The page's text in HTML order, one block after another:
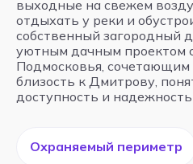
выходные на свежем
отдыхать у реки и
собственный загородный
уютным дачным проектом
Подмосковья, сочетающим
близость к Дмитрову,
доступность и
Охраняемый периметр